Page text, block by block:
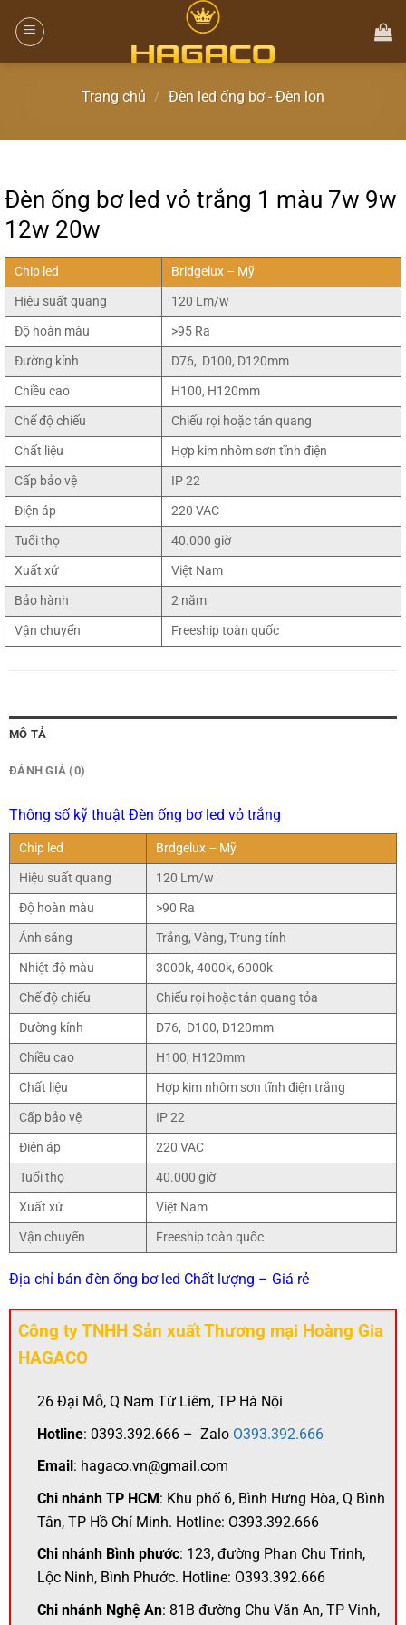
Trang chủ / Đèn led ống bơ - Đèn lon
Đèn ống bơ led vỏ trắng 1 màu 7w 9w
12w 20w
Chip led
Bridgelux – Mỹ
Hiệu suất quang
120 Lm/w
Độ hoàn màu
>95 Ra
Đường kính
D76, D100, D120mm
Chiều cao
H100, H120mm
Chế độ chiếu
Chiếu rọi hoặc tán quang
Chất liệu
Hợp kim nhôm sơn tĩnh điện
Cấp bảo vệ
IP 22
Điện áp
220 VAC
Tuổi thọ
40.000 giờ
Xuất xứ
Việt Nam
Bảo hành
2 năm
Vận chuyển
Freeship toàn quốc
MÔ TẢ
ĐÁNH GIÁ (0)
Thông số kỹ thuật Đèn ống bơ led vỏ trắng
Chip led
Brdgelux – Mỹ
Hiệu suất quang
120 Lm/w
Độ hoàn màu
>90 Ra
Ánh sáng
Trắng, Vàng, Trung tính
Nhiệt độ màu
3000k, 4000k, 6000k
Chế độ chiếu
Chiếu rọi hoặc tán quang tỏa
Đường kính
D76, D100, D120mm
Chiều cao
H100, H120mm
Chất liệu
Hợp kim nhôm sơn tĩnh điện trắng
Cấp bảo vệ
IP 22
Điện áp
220 VAC
Tuổi thọ
40.000 giờ
Xuất xứ
Việt Nam
Vận chuyển
Freeship toàn quốc
Địa chỉ bán đèn ống bơ led Chất lượng – Giá rẻ
Công ty TNHH Sản xuất Thương mại Hoàng Gia
HAGACO
26 Đại Mỗ, Q Nam Từ Liêm, TP Hà Nội
Hotline: 0393.392.666 – Zalo O393.392.666
Email : hagaco.vn@gmail.com
Chi nhánh TP HCM: Khu phố 6, Bình Hưng Hòa, Q Bình
Tân, TP Hồ Chí Minh. Hotline: O393.392.666
Chi nhánh Bình phước: 123, đường Phan Chu Trinh,
Lộc Ninh, Bình Phước. Hotline: O393.392.666
Chi nhánh Nghệ An: 81B đường Chu Văn An, TP Vinh,